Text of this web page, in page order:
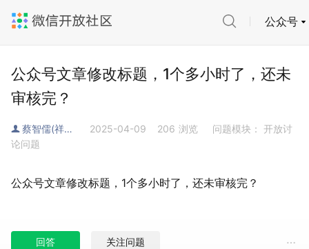
公众号
公众号文章修改标题，1个多小时了，还未
审核完？
蔡智儒(祥文，文易堂堂主) 2025-04-09 206 浏览
问题模块： 开放讨
论问题
公众号文章修改标题，1个多小时了，还未审核完？
回答 关注问题